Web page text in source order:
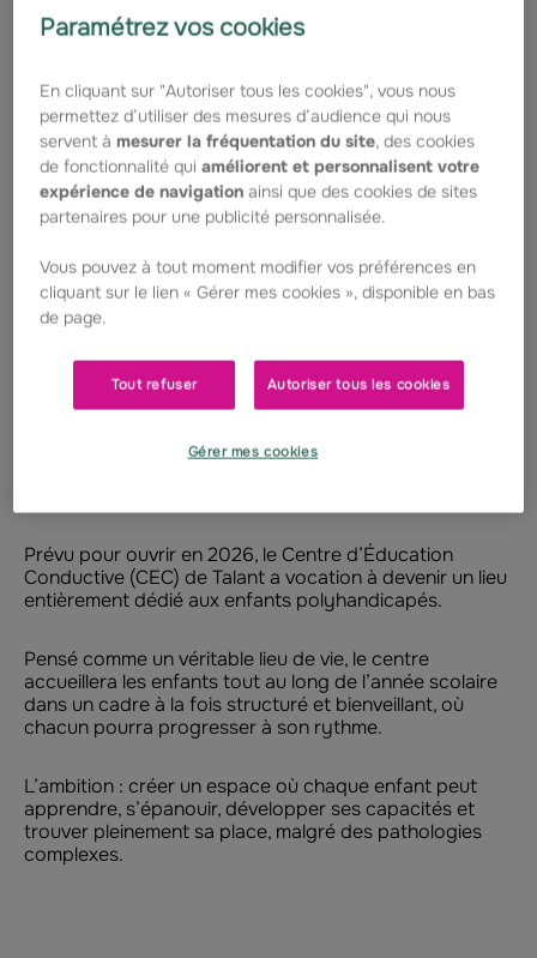
Conductive de Talant
porte un projet ambitieux : ouvrir un
Centre d'Éducation Conductive dédié
aux enfants polyhandicapés.
Soutenue par la Fondation Groupama
et Groupama Grand Est, cette
initiative vise à offrir un
l'autonomie, les apprentissages et la
maladies rares.
Prévu pour ouvrir en 2026, le Centre d’Éducation
Conductive (CEC) de Talant a vocation à devenir un lieu
entièrement dédié aux enfants polyhandicapés.
Pensé comme un véritable lieu de vie, le centre
accueillera les enfants tout au long de l’année scolaire
dans un cadre à la fois structuré et bienveillant, où
chacun pourra progresser à son rythme.
L’ambition : créer un espace où chaque enfant peut
apprendre, s’épanouir, développer ses capacités et
trouver pleinement sa place, malgré des pathologies
complexes.
Paramétrez vos cookies
En cliquant sur "Autoriser tous les cookies", vous nous
permettez d’utiliser des mesures d’audience qui nous
servent àmesurer la fréquentation du site, des cookies
de fonctionnalité quiaméliorent et personnalisent votre
expérience de navigation ainsi que des cookies de sites
partenaires pour une publicité personnalisée.
Vous pouvez à tout moment modifier vos préférences en
cliquant sur le lien « Gérer mes cookies », disponible en bas
de page.
Tout refuser Autoriser tous les cookies
Gérer mes cookies